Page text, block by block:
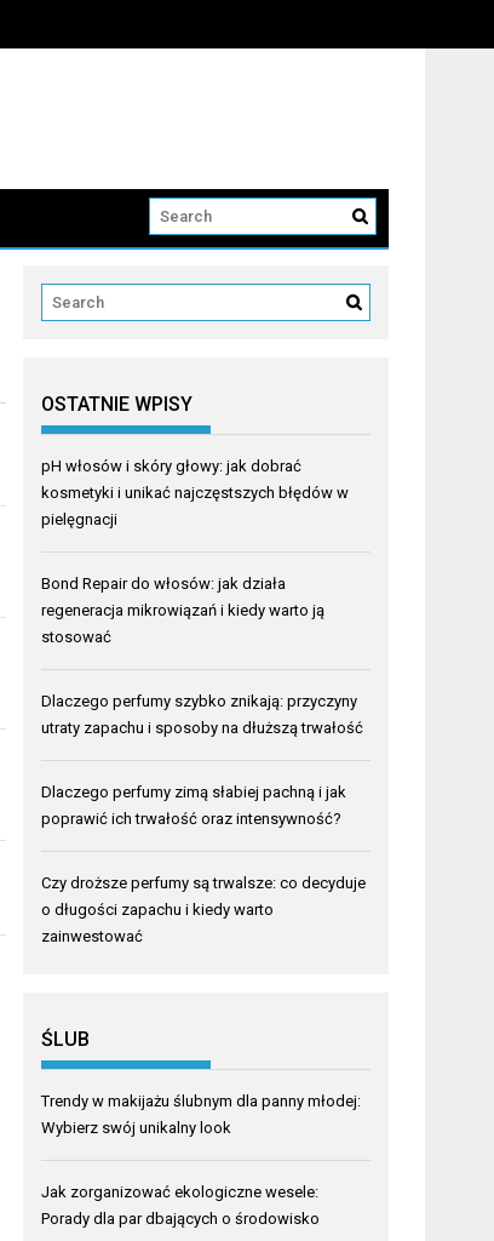
OSTATNIE WPISY
pH włosów i skóry głowy: jak dobrać
kosmetyki i unikać najczęstszych błędów w
pielęgnacji
Bond Repair do włosów: jak działa
regeneracja mikrowiązań i kiedy warto ją
stosować
Dlaczego perfumy szybko znikają: przyczyny
utraty zapachu i sposoby na dłuższą trwałość
Dlaczego perfumy zimą słabiej pachną i jak
poprawić ich trwałość oraz intensywność?
Czy droższe perfumy są trwalsze: co decyduje
o długości zapachu i kiedy warto
zainwestować
ŚLUB
Trendy w makijażu ślubnym dla panny młodej:
Wybierz swój unikalny look
Jak zorganizować ekologiczne wesele:
Porady dla par dbających o środowisko